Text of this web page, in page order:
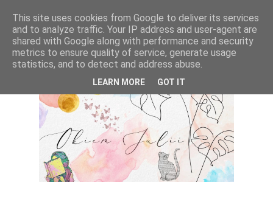
This site uses cookies from Google to deliver its services
and to analyze traffic. Your IP address and user-agent are
shared with Google along with performance and security
metrics to ensure quality of service, generate usage
statistics, and to detect and address abuse.
LEARN MORE GOT IT